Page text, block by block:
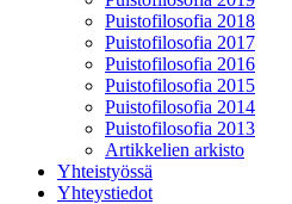
Puistofilosofia 2018
Puistofilosofia 2017
Puistofilosofia 2016
Puistofilosofia 2015
Puistofilosofia 2014
Puistofilosofia 2013
Artikkelien arkisto
Yhteistyössä
Yhteystiedot